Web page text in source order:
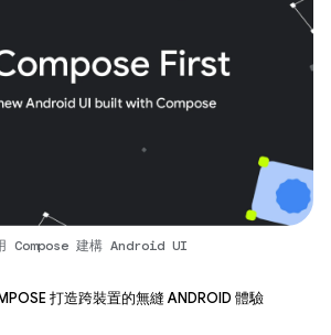
Compose 建構 Android UI
打造跨裝置的無縫 Android 體驗